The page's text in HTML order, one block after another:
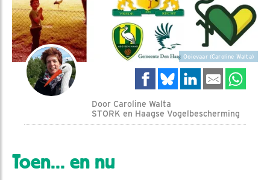
Ooievaar (Caroline Walta)
Door Caroline Walta
STORK en Haagse Vogelbescherming
Toen... en nu